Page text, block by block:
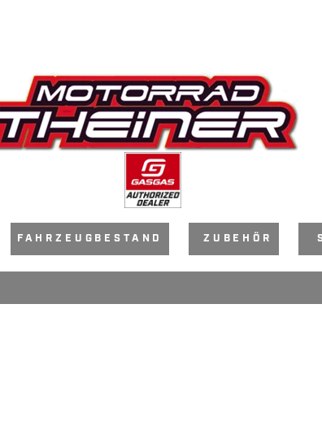
FAHRZEUGBESTAND ZUBEHÖR